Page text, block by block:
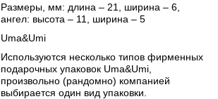
Размеры, мм: длина – 21, ширина – 6,
ангел: высота – 11, ширина – 5
Uma&Umi
Используются несколько типов фирменных
подарочных упаковок Uma&Umi,
произвольно (рандомно) компанией
выбирается один вид упаковки.